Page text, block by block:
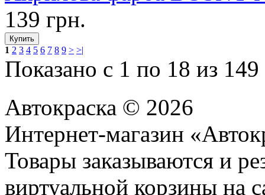
139 грн.
1 2 3 4 5 6 7 8 9 > >|
Показано с 1 по 18 из 149
Автокраска © 2026
Интернет-магазин
Товары заказываются и
виртуальной корзины на